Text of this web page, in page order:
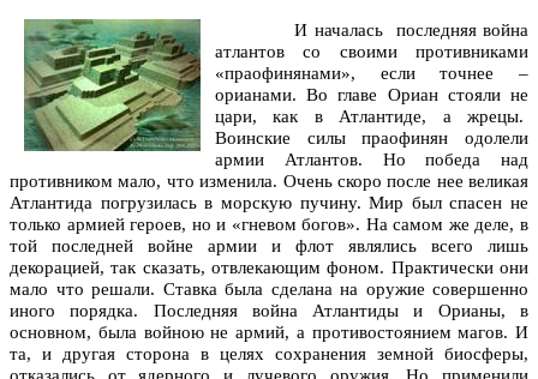
И началась последняя война
атлантов со своими противниками
«праофинянами», если точнее –
орианами. Во главе Ориан стояли не
цари, как в Атлантиде, а жрецы.
Воинские силы праофинян одолели
армии Атлантов. Но победа над
противником мало, что изменила. Очень скоро после нее великая
Атлантида погрузилась в морскую пучину. Мир был спасен не
только армией героев, но и «гневом богов». На самом же деле, в
той последней войне армии и флот являлись всего лишь
декорацией, так сказать, отвлекающим фоном. Практически они
мало что решали. Ставка была сделана на оружие совершенно
иного порядка. Последняя война Атлантиды и Орианы, в
основном, была войною не армий, а противостоянием магов. И
та, и другая сторона в целях сохранения земной биосферы,
отказались от ядерного и лучевого оружия. Но применили